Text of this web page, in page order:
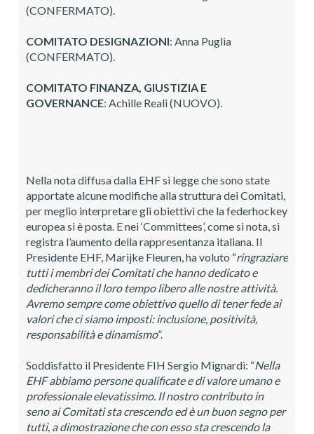
(CONFERMATO).
COMITATO DESIGNAZIONI: Anna Puglia
(CONFERMATO).
COMITATO FINANZA, GIUSTIZIA E
GOVERNANCE: Achille Reali (NUOVO).
Nella nota diffusa dalla EHF si legge che sono state
apportate alcune modifiche alla struttura dei Comitati,
per meglio interpretare gli obiettivi che la federhockey
europea si è posta. E nei ‘Committees’, come si nota, si
registra l’aumento della rappresentanza italiana. Il
Presidente EHF, Marijke Fleuren, ha voluto “ringraziare
tutti i membri dei Comitati che hanno dedicato e
dedicheranno il loro tempo libero alle nostre attività.
Avremo sempre come obiettivo quello di tener fede ai
valori che ci siamo imposti: inclusione, positività,
responsabilità e dinamismo”.
Soddisfatto il Presidente FIH Sergio Mignardi: “Nella
EHF abbiamo persone qualificate e di valore umano e
professionale elevatissimo. Il nostro contributo in
seno ai Comitati sta crescendo ed è un buon segno per
tutti, a dimostrazione che con esso sta crescendo la